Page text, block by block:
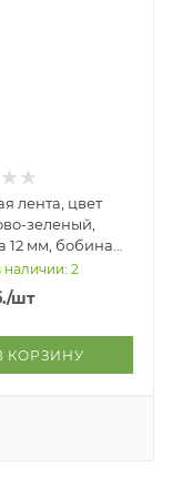
лента, цвет
зеленый,
12 мм, бобина
наличии: 2
/шт
КОРЗИНУ